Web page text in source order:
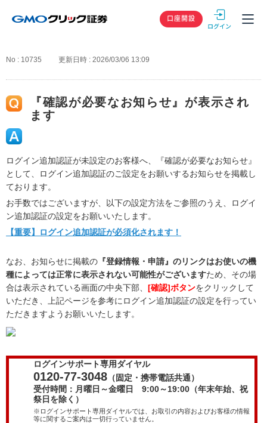
GMOクリック
口座開設
No : 10735 更新日時 : 2026/03/06 13:09
『確認が必要なお知らせ』が表示され
ます
ログイン追加認証が未設定のお客様へ、『確認が必要なお知らせ』
として、ログイン追加認証のご設定をお願いするお知らせを掲載し
ております。
お手数ではございますが、以下の設定方法をご参照のうえ、ログイ
ン追加認証の設定をお願いいたします。
【重要】ログイン追加認証が必須化されます！
なお、お知らせに掲載の 『登録情報・申請』のリンクはお使いの機
種によっては正常に表示されない可能性がございますため、その場
合は表示されている画面の中央下部、 [確認]ボタンをクリックして
いただき、上記ページを参考にログイン追加認証の設定を行ってい
ただきますようお願いいたします。
ログインサポート専用ダイヤル
0120-77-3048 （固定・携帯電話共通）
受付時間：月曜日～金曜日 9:00～19:00（年末年始、祝
祭日を除く）
※ログインサポート専用ダイヤルでは、お取引の内容およびお客様の情報
等に関するご案内は一切行っていません。